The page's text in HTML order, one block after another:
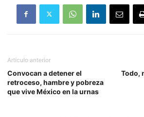
Artículo anterior
Convocan a detener el
retroceso, hambre y pobreza
que vive México en la urnas
Todo,